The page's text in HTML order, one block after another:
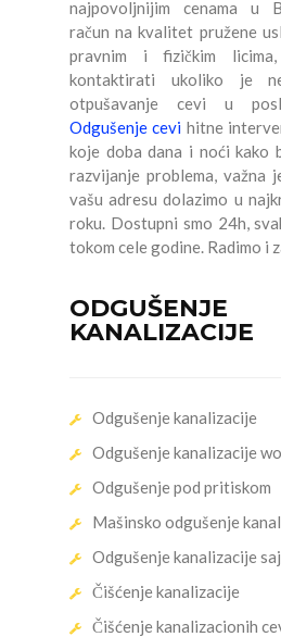
najpovoljnijim cenama u
račun na kvalitet pružene
pravnim i fizičkim
kontaktirati ukoliko je
otpušavanje cevi u
Odgušenje cevi hitne
koje doba dana i noći kako
razvijanje problema, važna
vašu adresu dolazimo u
roku. Dostupni smo 24h,
tokom cele godine. Radimo i
ODGUŠENJE
KANALIZACIJE
Odgušenje kanalizacije
Odgušenje kanalizacije
Odgušenje pod pritiskom
Mašinsko odgušenje
Odgušenje kanalizacije
Čišćenje kanalizacije
Čišćenje kanalizacionih